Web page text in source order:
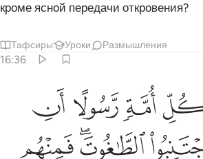
кроме ясной передачи откровения?
Тафсиры Уроки Размышления
16:36
ان اعبدوا الله واجتنبوا الطاغوت
رَّسُولًا أَنِ ٱعْبُدُوا۟ ٱللَّهَ
ﱨﱩ ﱪ
ﱮﱯﱰ